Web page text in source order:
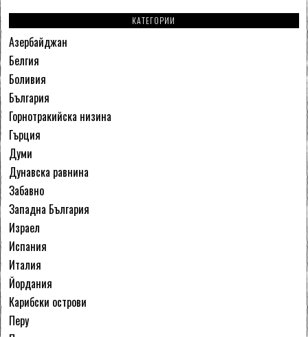
КАТЕГОРИИ
Азербайджан
Белгия
Боливия
България
Горнотракийска низина
Гърция
Думи
Дунавска равнина
Забавно
Западна България
Израел
Испания
Италия
Йордания
Карибски острови
Перу